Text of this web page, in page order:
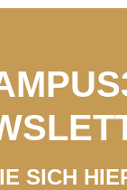
SICH